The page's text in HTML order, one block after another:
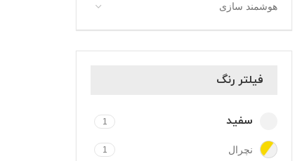
هوشمند سازی
فیلتر رنگ
سفید 1
نچرال 1